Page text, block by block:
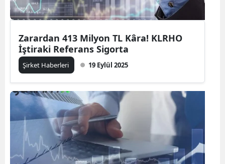
Zarardan 413 Milyon TL Kâra! KLRHO
İştiraki Referans Sigorta
Şirket Haberleri 19 Eylül 2025